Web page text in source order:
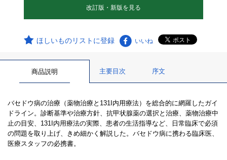
改訂版・新版を見る
ほしいものリストに登録 いいね
商品説明 主要目次 序文
バセドウ病の治療（薬物治療と131I内用療法）を総合的に網羅したガイ
ドライン。診断基準や治療方針、抗甲状腺薬の選択と治療、薬物治療中
止の目安、131I内用療法の実際、患者の生活指導など、日常臨床で必須
の問題を取り上げ、きめ細かく解説した。バセドウ病に携わる臨床医、
医療スタッフの必携書。